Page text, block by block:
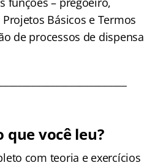
Básicos e Termos
de processos de dispensa
que você leu?
com teoria e exercícios